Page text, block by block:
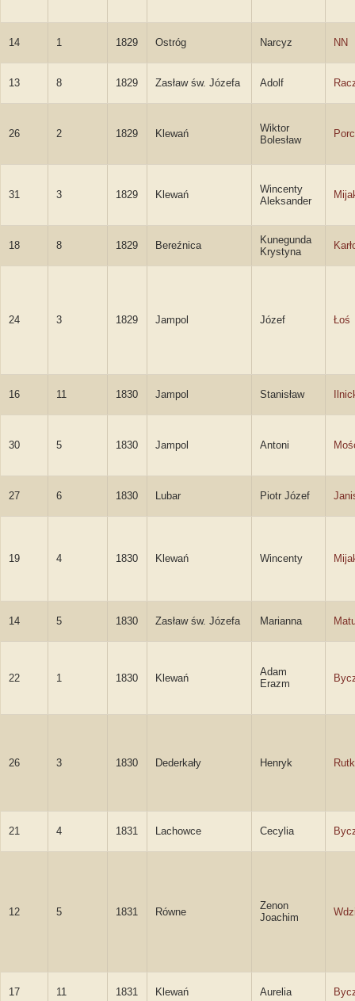
14 1 1829 Ostróg Narcyz NN
13 8 1829 Zasław św. Józefa Adolf
26 2 1829 Klewań
Wiktor
Bolesław
31 3 1829 Klewań
Wincenty
Aleksander
18 8 1829 Bereźnica
Kunegunda
Krystyna
24 3 1829 Jampol Józef Łoś
16 11 1830 Jampol Stanisław
30 5 1830 Jampol Antoni
27 6 1830 Lubar Piotr Józef
19 4 1830 Klewań Wincenty
14 5 1830 Zasław św. Józefa Marianna
22 1 1830 Klewań
Adam
Erazm
26 3 1830 Dederkały Henryk
21 4 1831 Lachowce Cecylia
12 5 1831 Równe
Zenon
Joachim
17 11 1831 Klewań Aurelia